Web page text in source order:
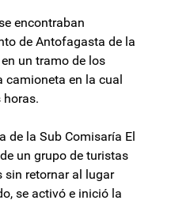
encontraban
de Antofagasta de la
un tramo de los
camioneta en la cual
de la Sub Comisaría El
un grupo de turistas
sin retornar al lugar
se activó e inició la